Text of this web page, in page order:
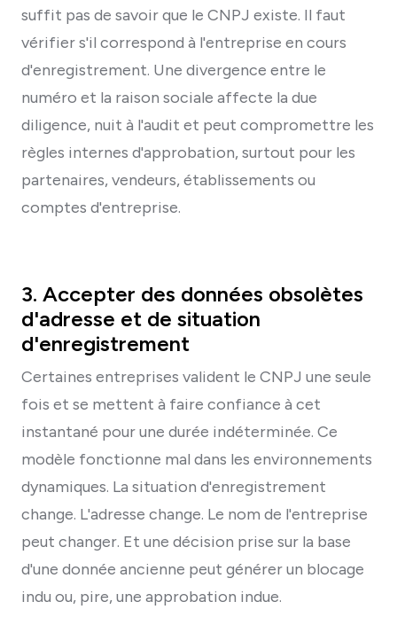
suffit pas de savoir que le CNPJ existe. Il faut
vérifier s'il correspond à l'entreprise en cours
d'enregistrement. Une divergence entre le
numéro et la raison sociale affecte la due
diligence, nuit à l'audit et peut compromettre les
règles internes d'approbation, surtout pour les
partenaires, vendeurs, établissements ou
comptes d'entreprise.
3. Accepter des données obsolètes
d'adresse et de situation
d'enregistrement
Certaines entreprises valident le CNPJ une seule
fois et se mettent à faire confiance à cet
instantané pour une durée indéterminée. Ce
modèle fonctionne mal dans les environnements
dynamiques. La situation d'enregistrement
change. L'adresse change. Le nom de l'entreprise
peut changer. Et une décision prise sur la base
d'une donnée ancienne peut générer un blocage
indu ou, pire, une approbation indue.